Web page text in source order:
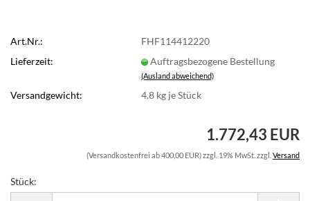
Art.Nr.:
FHF114412220
Lieferzeit:
Auftragsbezogene Bestellung
(Ausland abweichend)
Versandgewicht: 4.8 kg je Stück
1.772,43 EUR
(Versandkostenfrei ab 400,00 EUR) zzgl. 19% MwSt. zzgl. Versand
Stück: